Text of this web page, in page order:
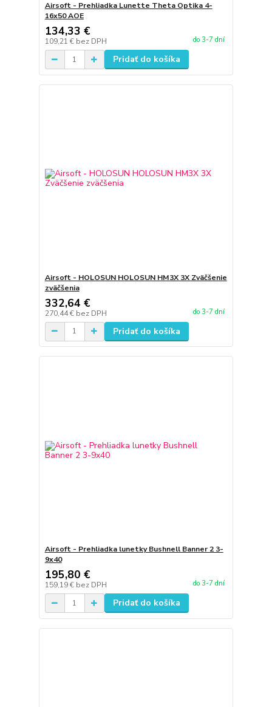
Airsoft - Prehliadka Lunette Theta Optika 4-
16x50 AOE
134,33 €
109,21 € bez DPH do 3-7 dní
Pridať do košíka
Airsoft - HOLOSUN HOLOSUN HM3X 3X Zväčšenie
zväčšenia
332,64 €
270,44 € bez DPH do 3-7 dní
Pridať do košíka
Airsoft - Prehliadka lunetky Bushnell Banner 2 3-
9x40
195,80 €
159,19 € bez DPH do 3-7 dní
Pridať do košíka